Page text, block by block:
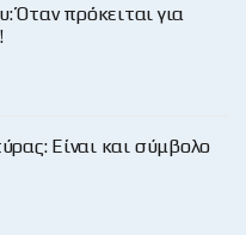
Όταν πρόκειται για
Είναι και σύμβολο